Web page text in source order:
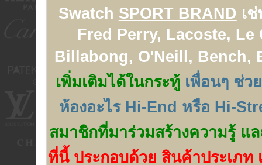
Swatch SPORT BRAND เ
Fred Perry, Lacoste,
Billabong, O'Neill, Bench,
เพิ่มเติมได้ในกระทู้ เพื่อนๆ ช่ว
ห้องอะไร Hi-End หรือ Hi-
สมาชิกที่มาร่วมสร้างความรู้ แ
ที่นี้ ประกอบด้วย สินค้าประเภท